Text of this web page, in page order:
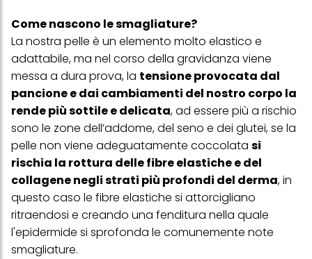
Come nascono le smagliature?
La nostra pelle è un elemento molto elastico e
adattabile, ma nel corso della gravidanza viene
messa a dura prova, la tensione provocata dal
pancione e dai cambiamenti del nostro corpo la
rende più sottile e delicata, ad essere più a rischio
sono le zone dell’addome, del seno e dei glutei, se la
pelle non viene adeguatamente coccolata si
rischia la rottura delle fibre elastiche e del
collagene negli strati più profondi del derma, in
questo caso le fibre elastiche si attorcigliano
ritraendosi e creando una fenditura nella quale
l'epidermide si sprofonda le comunemente note
smagliature.